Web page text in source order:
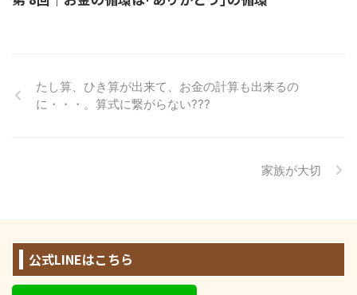
たし算、ひき算が出来て、お金の計算も出来るの
に・・・。算式に繋がらない???
家族が大切
公式LINEはこちら